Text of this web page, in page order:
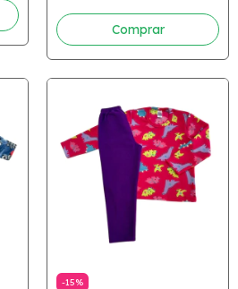
Comprar
-15%